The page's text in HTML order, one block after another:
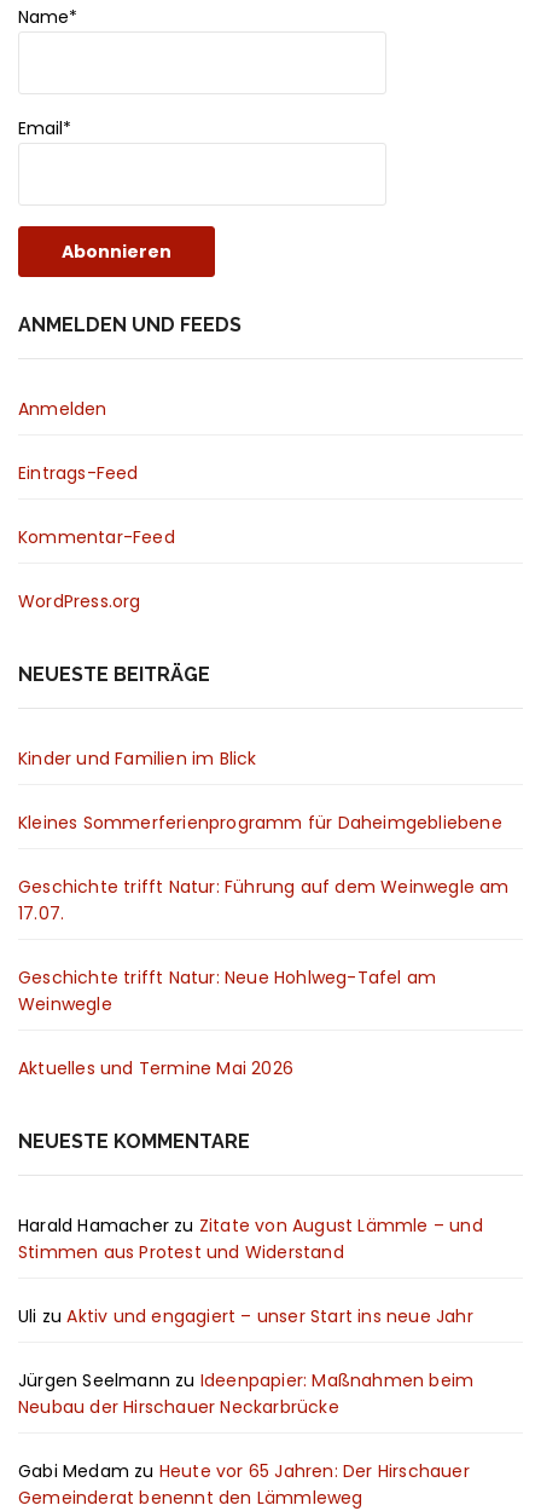
Name*
Email*
ANMELDEN UND FEEDS
Anmelden
Eintrags-Feed
Kommentar-Feed
WordPress.org
NEUESTE BEITRÄGE
Kinder und Familien im Blick
Kleines Sommerferienprogramm für Daheimgebliebene
Geschichte trifft Natur: Führung auf dem Weinwegle am
17.07.
Geschichte trifft Natur: Neue Hohlweg-Tafel am
Weinwegle
Aktuelles und Termine Mai 2026
NEUESTE KOMMENTARE
Harald Hamacher zu Zitate von August Lämmle – und
Stimmen aus Protest und Widerstand
Uli zuAktiv und engagiert – unser Start ins neue Jahr
Jürgen Seelmann zu Ideenpapier: Maßnahmen beim
Neubau der Hirschauer Neckarbrücke
Gabi Medam zu Heute vor 65 Jahren: Der Hirschauer
Gemeinderat benennt den Lämmleweg